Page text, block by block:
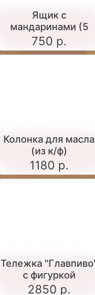
Ящик c
мандаринами (5
шт.)
750 р.
Колонка для масла
(из к/ф)
1180 р.
Тележка
с фигуркой
2850 р.